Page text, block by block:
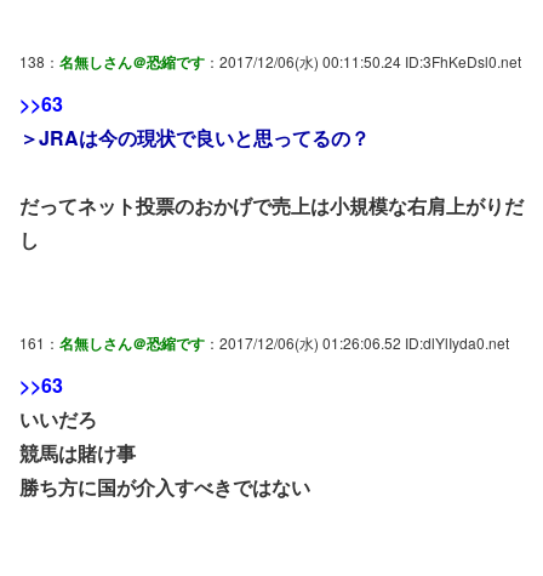
138： 名無しさん＠恐縮です ：2017/12/06(水) 00:11:50.24 ID:3FhKeDsl0.net
>>63
＞JRAは今の現状で良いと思ってるの？
だってネット投票のおかげで売上は小規模な右肩上がりだ
し
161： 名無しさん＠恐縮です ：2017/12/06(水) 01:26:06.52 ID:dlYlIyda0.net
>>63
いいだろ
競馬は賭け事
勝ち方に国が介入すべきではない